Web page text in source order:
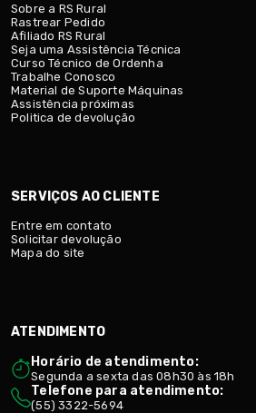
Sobre a RS Rural
Rastrear Pedido
Afiliado RS Rural
Seja uma Assistência Técnica
Curso Técnico de Ordenha
Trabalhe Conosco
Material de Suporte Máquinas
Assistência próximas
Politica de devolução
SERVIÇOS AO CLIENTE
Entre em contato
Solicitar devolução
Mapa do site
ATENDIMENTO
Horário de atendimento:
Segunda a sexta das 08h30 às 18h
Telefone para atendimento:
(55) 3322-5694